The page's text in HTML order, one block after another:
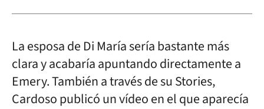
La esposa de Di María sería bastante más
clara y acabaría apuntando directamente a
Emery. También a través de su Stories,
Cardoso publicó un vídeo en el que aparecía